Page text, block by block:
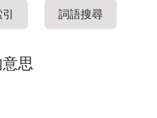
詞語搜尋
思